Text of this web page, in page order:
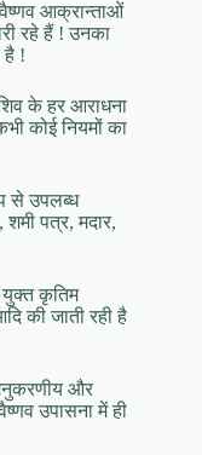
आक्रान्ताओं
रहे हैं ! उनका
है !
के हर आराधना
कोई नियमों का
से उपलब्ध
पत्र, मदार,
युक्त कृतिम
की जाती रही है
और
उपासना में ही